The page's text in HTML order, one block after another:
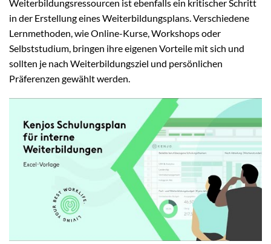
Weiterbildungsressourcen ist ebenfalls ein kritischer Schritt
in der Erstellung eines Weiterbildungsplans. Verschiedene
Lernmethoden, wie Online-Kurse, Workshops oder
Selbststudium, bringen ihre eigenen Vorteile mit sich und
sollten je nach Weiterbildungsziel und persönlichen
Präferenzen gewählt werden.